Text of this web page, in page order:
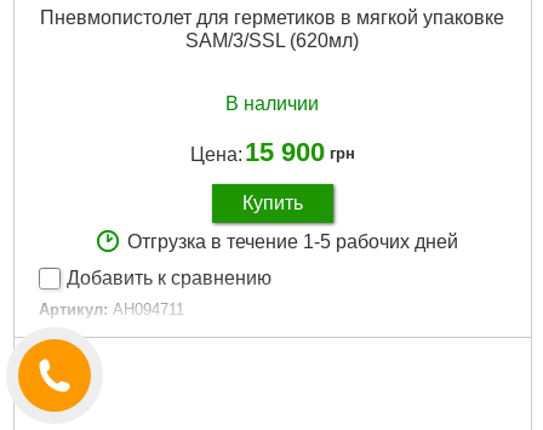
Пневмопистолет для герметиков в мягкой упаковке
SAM/3/SSL (620мл)
В наличии
Цена: 15 900 грн
Купить
Отгрузка в течение 1-5 рабочих дней
Добавить к сравнению
Артикул: AH094711
Код товара: 23.19.57
Гарантия, мес.:
Тип:
Пистолет для герметика